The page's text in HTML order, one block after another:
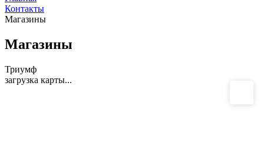
Контакты
Магазины
Магазины
Триумф
загрузка карты...